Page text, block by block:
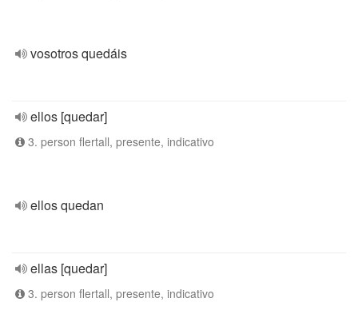
vosotros quedáis
ellos [quedar]
3. person flertall, presente, indicativo
ellos quedan
ellas [quedar]
3. person flertall, presente, indicativo